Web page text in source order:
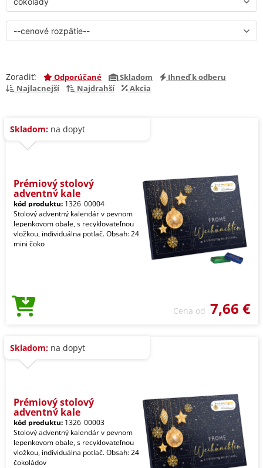
Zoradiť: Odporúčané Skladom
Ihneď k odberu
Najlacnejší
Najdrahší Akcia
Skladom: na dopyt
Prémiový stolový
adventný kale
kód produktu: 1326_00004
Stolový adventný kalendár v pevnom
lepenkovom obale, s recyklovateľnou
vložkou, individuálna potlač. Obsah: 24
mini čoko
Cena od 7,66 €
Skladom: na dopyt
Prémiový stolový
adventný kale
kód produktu: 1326_00003
Stolový adventný kalendár v pevnom
lepenkovom obale, s recyklovateľnou
vložkou, individuálna potlač. Obsah: 24
čokoládov